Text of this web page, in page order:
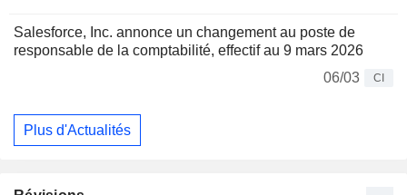
Salesforce, Inc. annonce un changement au poste de
responsable de la comptabilité, effectif au 9 mars 2026
06/03
CI
Plus d'Actualités